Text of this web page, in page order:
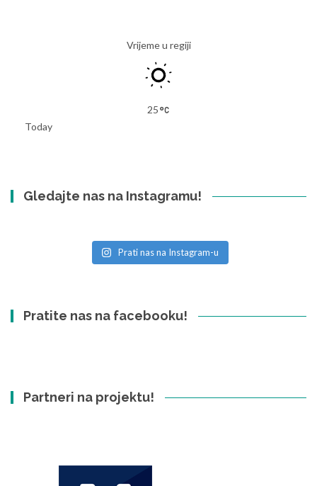
Vrijeme u regiji
25
Today
Gledajte nas na Instagramu!
Prati nas na Instagram-u
Pratite nas na facebooku!
Partneri na projektu!